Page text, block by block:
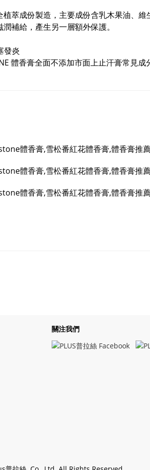
萃成份製造，主要成份含乳木果油、
補給，產生另一層額外保護。
發炎
體香膏全面不添加市面上止汗膏常見
關注我們